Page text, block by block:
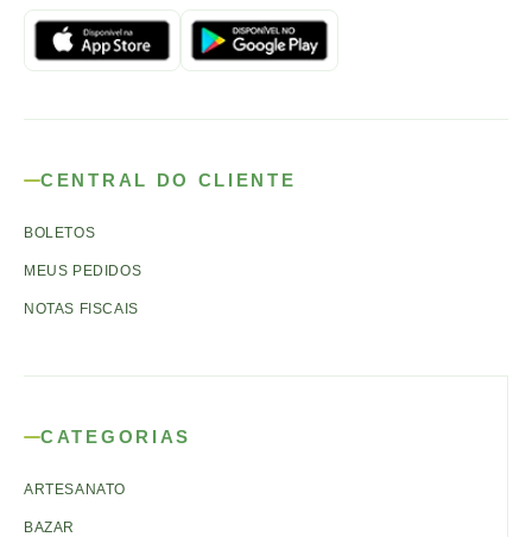
CENTRAL DO CLIENTE
BOLETOS
MEUS PEDIDOS
NOTAS FISCAIS
CATEGORIAS
ARTESANATO
BAZAR